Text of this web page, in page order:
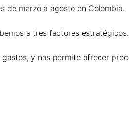
de marzo a agosto en Colombia.
a tres factores estratégicos.
y nos permite ofrecer